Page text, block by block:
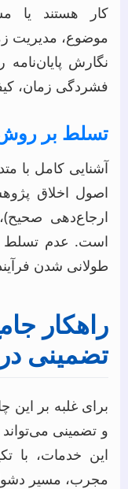
کار هستند یا
موضوع، مدیریت
نگارش
فشردگی زمان،
تسلط بر
آشنایی کامل با
اصول اخلاق
ارجاع‌دهی
است. عدم تسلط
طولانی شدن
راهکار
تضمینی
برای غلبه بر
و تضمینی
این خدمات، با
مجرب، مسیر